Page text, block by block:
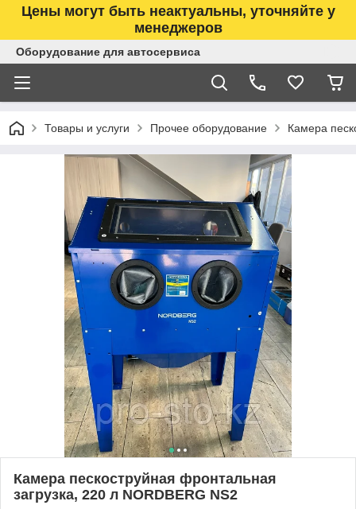
Цены могут быть неактуальны, уточняйте у
менеджеров
Оборудование для автосервиса
Товары и услуги Прочее оборудование Камера
Камера пескоструйная фронтальная
загрузка, 220 л NORDBERG NS2